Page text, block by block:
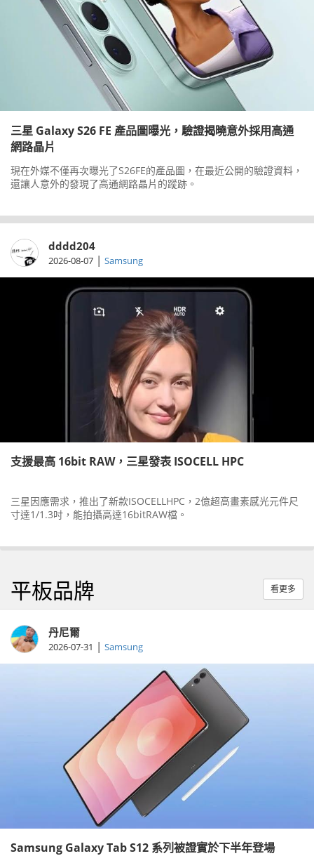
三星 Galaxy S26 FE 產品圖曝光，驗證揭曉意外採用高通
網路晶片
現在外媒不僅再次曝光了S26FE的產品圖，在最近公開的驗證資料，
還讓人意外的發現了高通網路晶片的蹤跡。
dddd204
2026-08-07 | Samsung
支援最高 16bit RAW，三星發表 ISOCELL HPC
三星因應需求，推出了新款ISOCELLHPC，2億超高畫素感光元件尺
寸達1/1.3吋，能拍攝高達16bitRAW檔。
看更多
平板品牌
丹尼爾
2026-07-31 | Samsung
Samsung Galaxy Tab S12 系列被證實於下半年登場